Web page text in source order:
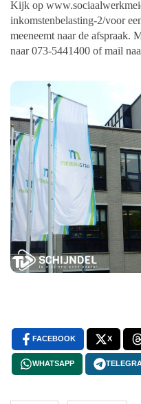
Kijk op
inkomstenbelasting-2/voor
meeneemt naar de afspraak.
naar 073-5441400 of mail
FACEBOOK X
WHATSAPP